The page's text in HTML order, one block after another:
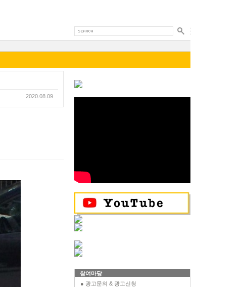
2020.08.09
참여마당
● 광고문의 & 광고신청